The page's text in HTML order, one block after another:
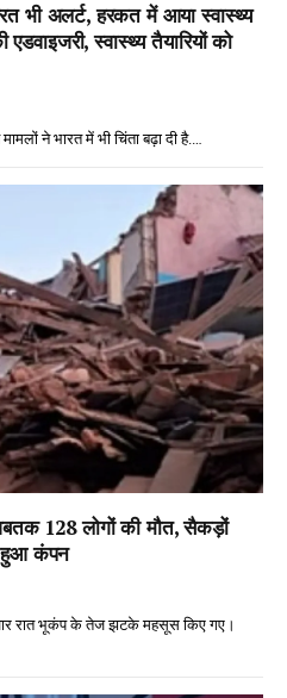
भी अलर्ट, हरकत में आया स्वास्थ्य
स्वास्थ्य तैयारियों को
ने भारत में भी चिंता बढ़ा दी है.…
128 लोगों की मौत, सैकड़ों
हुआ कंपन
रात भूकंप के तेज झटके महसूस किए गए।